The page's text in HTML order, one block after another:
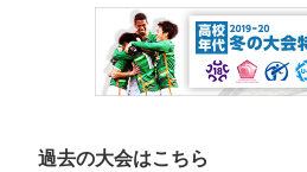
過去の大会はこちら